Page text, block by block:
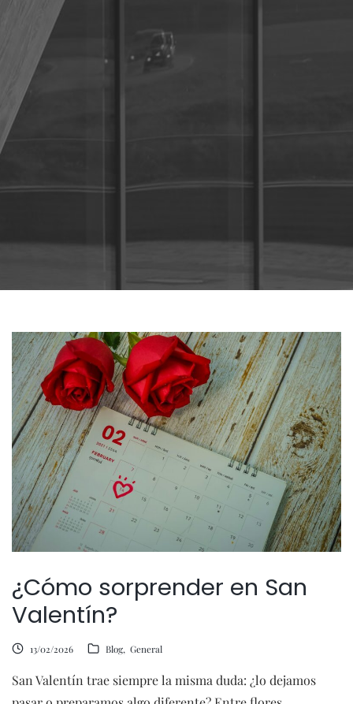
¿Cómo sorprender en San
Valentín?
13/02/2026 Blog General
San Valentín trae siempre la misma duda: ¿lo dejamos